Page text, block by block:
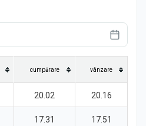
de bani
Știri
cumpărare vânzare
20.02 20.16
17.31 17.51